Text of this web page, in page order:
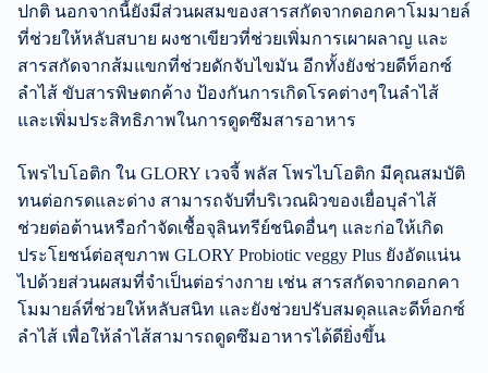
ปกติ นอกจากนี้ยังมีส่วนผสมของสารสกัดจากดอกคาโมมายล์
ที่ช่วยให้หลับสบาย ผงชาเขียวที่ช่วยเพิ่มการเผาผลาญ และ
สารสกัดจากส้มแขกที่ช่วยดักจับไขมัน อีกทั้งยังช่วยดีท็อกซ์
ลำไส้ ขับสารพิษตกค้าง ป้องกันการเกิดโรคต่างๆในลำไส้
และเพิ่มประสิทธิภาพในการดูดซึมสารอาหาร
โพรไบโอติก ใน GLORY เวจจี้ พลัส โพรไบโอติก มีคุณสมบัติ
ทนต่อกรดและด่าง สามารถจับที่บริเวณผิวของเยื่อบุลำไส้
ช่วยต่อต้านหรือกำจัดเชื้อจุลินทรีย์ชนิดอื่นๆ และก่อให้เกิด
ประโยชน์ต่อสุขภาพ GLORY Probiotic veggy Plus ยังอัดแน่น
ไปด้วยส่วนผสมที่จำเป็นต่อร่างกาย เช่น สารสกัดจากดอกคา
โมมายล์ที่ช่วยให้หลับสนิท และยังช่วยปรับสมดุลและดีท็อกซ์
ลำไส้ เพื่อให้ลำไส้สามารถดูดซึมอาหารได้ดียิ่งขึ้น